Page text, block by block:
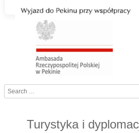
Search
Turystyka i